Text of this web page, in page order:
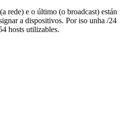
rede) e o último (o broadcast) están
a dispositivos. Por iso unha /24
hosts utilizables.